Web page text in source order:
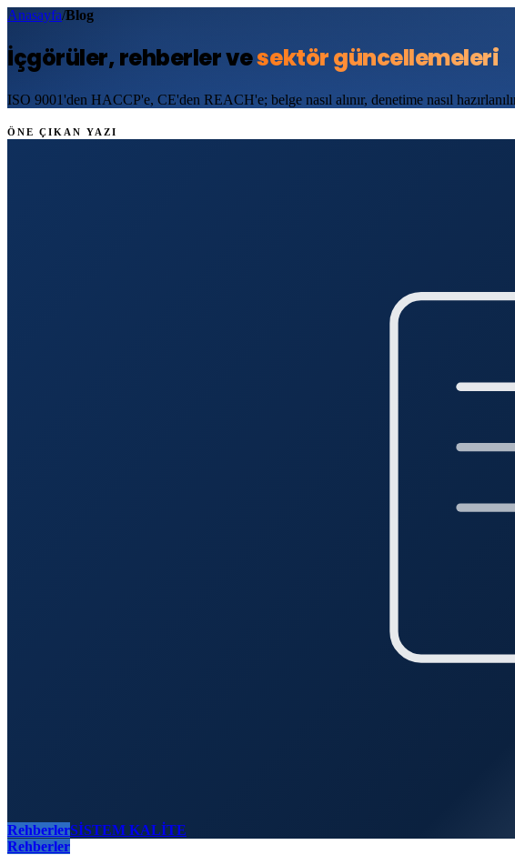
Anasayfa/Blog
İçgörüler, rehberler vesektör güncellemeleri
ISO 9001'den HACCP'e, CE'den REACH'e; belge nasıl alınır, denetime nasıl
ÖNE ÇIKAN YAZI
RehberlerSİSTEM KALİTE
Rehberler